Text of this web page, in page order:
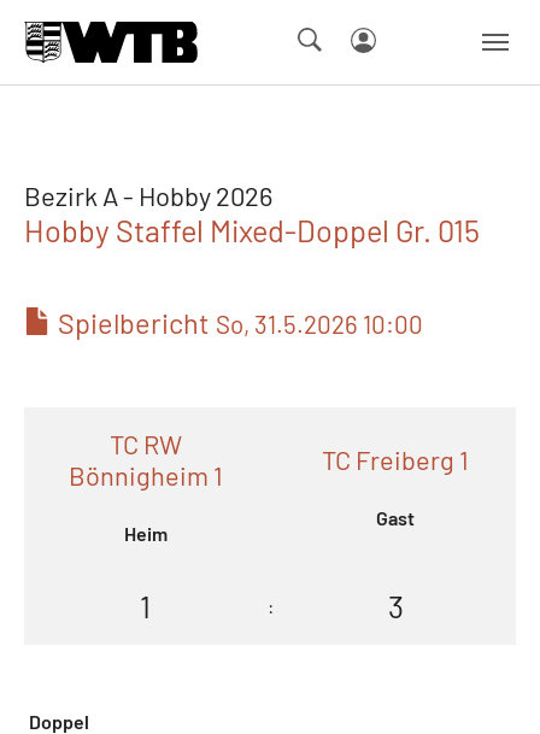
Bezirk A - Hobby 2026
Hobby Staffel Mixed-Doppel Gr. 015
Spielbericht So, 31.5.2026 10:00
TC RW
Bönnigheim 1
Heim
TC Freiberg 1
Gast
1 : 3
Doppel